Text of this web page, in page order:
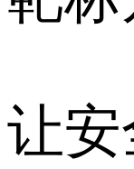
让安